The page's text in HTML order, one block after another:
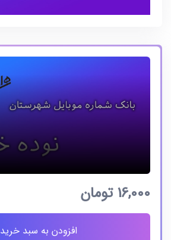
16,000تومان
افزودن به سبد خرید